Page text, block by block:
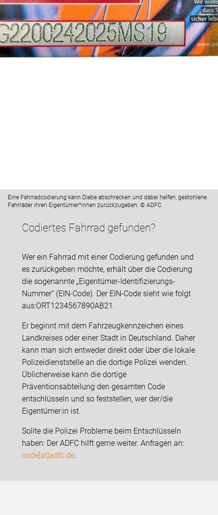
Eine Fahrradcodierung kann Diebe abschrecken und dabei helfen, gestohlene
Fahrräder ihren Eigentümer*innen zurückzugeben. © ADFC
Codiertes Fahrrad gefunden?
Wer ein Fahrrad mit einer Codierung gefunden und
es zurückgeben möchte, erhält über die Codierung
die sogenannte „Eigentümer-Identifizierungs-
Nummer“ (EIN-Code). Der EIN-Code sieht wie folgt
aus:ORT1234567890AB21.
Er beginnt mit dem Fahrzeugkennzeichen eines
Landkreises oder einer Stadt in Deutschland. Daher
kann man sich entweder direkt oder über die lokale
Polizeidienststelle an die dortige Polizei wenden.
Üblicherweise kann die dortige
Präventionsabteilung den gesamten Code
entschlüsseln und so feststellen, wer der/die
Eigentümer:in ist.
Sollte die Polizei Probleme beim Entschlüsseln
haben: Der ADFC hilft gerne weiter. Anfragen an:
code[at]adfc.de.